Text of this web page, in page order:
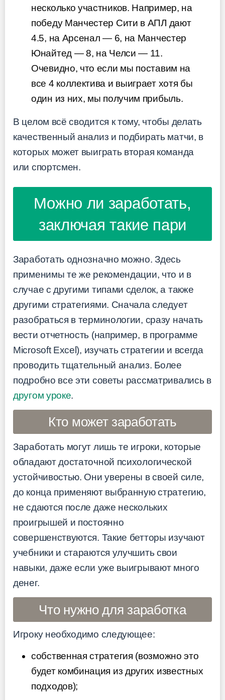
несколько участников. Например, на
победу Манчестер Сити в АПЛ дают
4.5, на Арсенал — 6, на Манчестер
Юнайтед — 8, на Челси — 11.
Очевидно, что если мы поставим на
все 4 коллектива и выиграет хотя бы
один из них, мы получим прибыль.
В целом всё сводится к тому, чтобы делать
качественный анализ и подбирать матчи, в
которых может выиграть вторая команда
или спортсмен.
Можно ли заработать,
заключая такие пари
Заработать однозначно можно. Здесь
применимы те же рекомендации, что и в
случае с другими типами сделок, а также
другими стратегиями. Сначала следует
разобраться в терминологии, сразу начать
вести отчетность (например, в программе
Microsoft Excel), изучать стратегии и всегда
проводить тщательный анализ. Более
подробно все эти советы рассматривались в
другом уроке.
Кто может заработать
Заработать могут лишь те игроки, которые
обладают достаточной психологической
устойчивостью. Они уверены в своей силе,
до конца применяют выбранную стратегию,
не сдаются после даже нескольких
проигрышей и постоянно
совершенствуются. Такие бетторы изучают
учебники и стараются улучшить свои
навыки, даже если уже выигрывают много
денег.
Что нужно для заработка
Игроку необходимо следующее:
собственная стратегия (возможно это
будет комбинация из других известных
подходов);